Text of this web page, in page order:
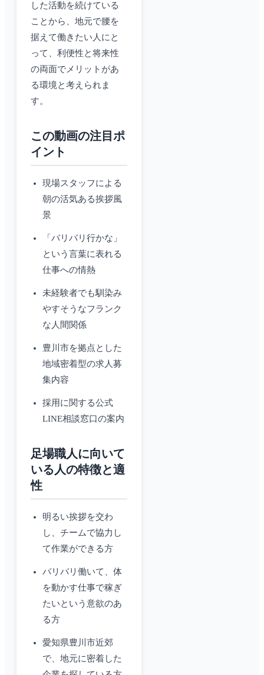
した活動を続けている
ことから、地元で腰を
据えて働きたい人にと
って、利便性と将来性
の両面でメリットがあ
る環境と考えられま
す。
この動画の注目ポ
イント
現場スタッフによる
朝の活気ある挨拶風
景
「バリバリ行かな」
という言葉に表れる
仕事への情熱
未経験者でも馴染み
やすそうなフランク
な人間関係
豊川市を拠点とした
地域密着型の求人募
集内容
採用に関する公式
LINE相談窓口の案内
足場職人に向いて
いる人の特徴と適
性
明るい挨拶を交わ
し、チームで協力し
て作業ができる方
バリバリ働いて、体
を動かす仕事で稼ぎ
たいという意欲のあ
る方
愛知県豊川市近郊
で、地元に密着した